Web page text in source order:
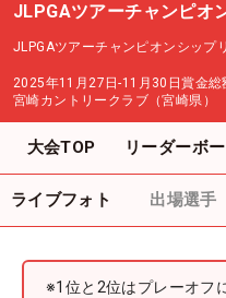
JLPGAツアーチャンピオ
JLPGAツアーチャンピオンシップ
2025年11月27日-11月30日賞金総
宮崎カントリークラブ（宮崎県）
大会TOP リーダーボ
ライブフォト 出場選手
※1位と2位はプレーオフ